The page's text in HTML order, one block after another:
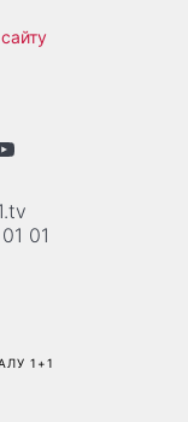
01
1+1